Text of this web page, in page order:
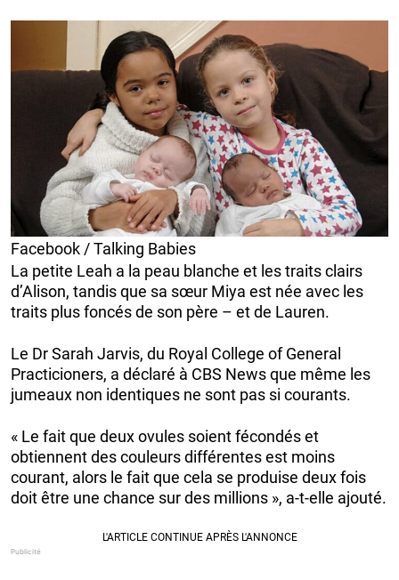
Facebook / Talking Babies
La petite Leah a la peau blanche et les traits clairs
d’Alison, tandis que sa sœur Miya est née avec les
traits plus foncés de son père – et de Lauren.
Le Dr Sarah Jarvis, du Royal College of General
Practicioners, a déclaré à CBS News que même les
jumeaux non identiques ne sont pas si courants.
« Le fait que deux ovules soient fécondés et
obtiennent des couleurs différentes est moins
courant, alors le fait que cela se produise deux fois
doit être une chance sur des millions », a-t-elle ajouté.